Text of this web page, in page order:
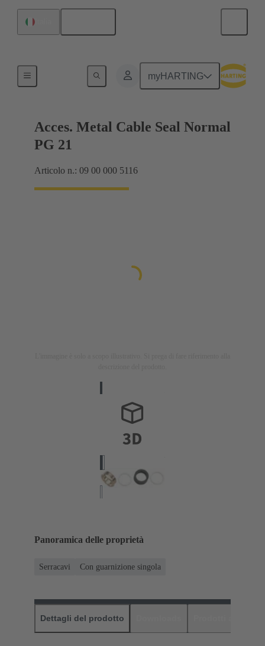
myHARTING
Acces. Metal Cable Seal Normal
PG 21
Articolo n.: 09 00 000 5116
Panoramica delle proprietà
Serracavi Con guarnizione singola
Dettagli del prodotto